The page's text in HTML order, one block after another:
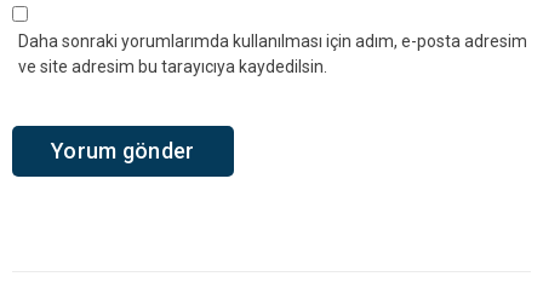
Daha sonraki yorumlarımda kullanılması için adım, e-posta adresim
ve site adresim bu tarayıcıya kaydedilsin.